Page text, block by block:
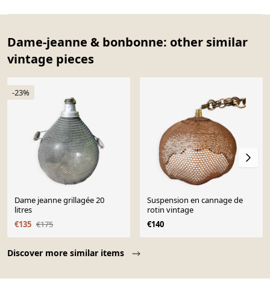
Dame-jeanne & bonbonne: other similar
vintage pieces
Discover more similar items
-23%
Dame jeanne grillagée 20
litres
€135 €175
Suspension en cannage de
rotin vintage
€140